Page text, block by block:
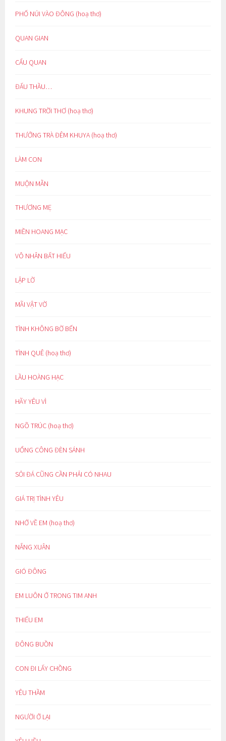
PHỐ NÚI VÀO ĐÔNG (hoạ thơ)
QUAN GIAN
CẨU QUAN
ĐẤU THẦU…
KHUNG TRỜI THƠ (hoạ thơ)
THƯỞNG TRÀ ĐÊM KHUYA (hoạ thơ)
LÀM CON
MUỘN MẰN
THƯƠNG MẸ
MIỀN HOANG MẠC
VÔ NHÂN BẤT HIẾU
LẬP LỜ
MÃI VẬT VỜ
TÌNH KHÔNG BỜ BẾN
TÌNH QUÊ (hoạ thơ)
LẦU HOÀNG HẠC
HÃY YÊU VÌ
NGÕ TRÚC (hoạ thơ)
UỔNG CÔNG ĐÈN SÁNH
SỎI ĐÁ CŨNG CẦN PHẢI CÓ NHAU
GIÁ TRỊ TÌNH YÊU
NHỚ VỀ EM (hoạ thơ)
NẮNG XUÂN
GIÓ ĐÔNG
EM LUÔN Ở TRONG TIM ANH
THIẾU EM
ĐÔNG BUỒN
CON ĐI LẤY CHỒNG
YÊU THẦM
NGƯỜI Ở LẠI